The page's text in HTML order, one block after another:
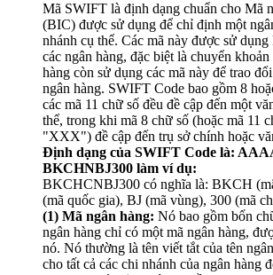
Mã SWIFT là định dạng chuẩn cho Mã
(BIC) được sử dụng để chỉ định một
nhánh cụ thể. Các mã này được sử
các ngân hàng, đặc biệt là chuyển
hàng còn sử dụng các mã này để trao
ngân hàng. SWIFT Code bao gồm 8
các mã 11 chữ số đều đề cập đến một
thể, trong khi mã 8 chữ số (hoặc mã 11
"XXX") đề cập đến trụ sở chính hoặc
Định dạng của SWIFT Code là:
BKCHNBJ300 làm ví dụ:
BKCHCNBJ300 có nghĩa là: BKCH
(mã quốc gia), BJ (mã vùng), 300 (mã
(1) Mã ngân hàng: Nó bao gồm bốn
ngân hàng chỉ có một mã ngân hàng,
nó. Nó thường là tên viết tắt của tên
cho tất cả các chi nhánh của ngân hàng